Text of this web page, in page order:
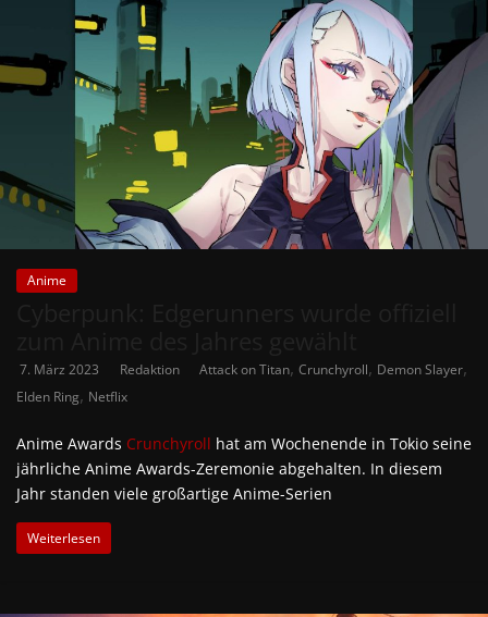
Anime
7. März 2023 Redaktion Attack on Titan, Crunchyroll, Demon Slayer,
Elden Ring, Netflix
Anime Awards Crunchyroll hat am Wochenende in Tokio seine
jährliche Anime Awards-Zeremonie abgehalten. In diesem
Jahr standen viele großartige Anime-Serien
Weiterlesen